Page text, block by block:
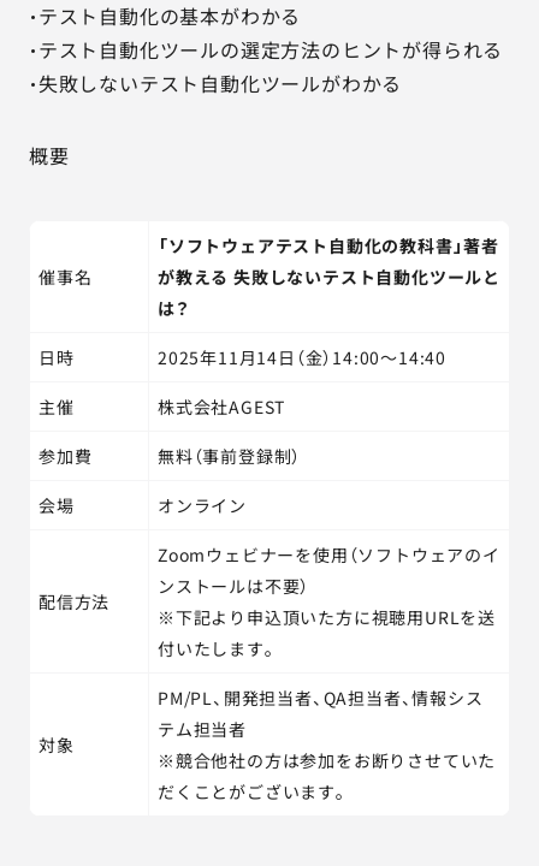
・テスト自動化の基本がわかる
・テスト自動化ツールの選定方法のヒントが得られる
・失敗しないテスト自動化ツールがわかる
概要
催事名
「ソフトウェアテスト自動化の教科書」著者
が教える 失敗しないテスト自動化ツールと
は？
日時 2025年11月14日（金）14:00～14:40
主催 株式会社AGEST
参加費 無料（事前登録制）
会場 オンライン
配信方法
Zoomウェビナーを使用（ソフトウェアのイ
ンストールは不要）
※下記より申込頂いた方に視聴用URLを送
付いたします。
対象
PM/PL、開発担当者、QA担当者、情報シス
テム担当者
※競合他社の方は参加をお断りさせていた
だくことがございます。